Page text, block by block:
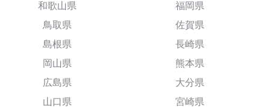
和歌山県
鳥取県
島根県
岡山県
広島県
山口県
福岡県
佐賀県
長崎県
熊本県
大分県
宮崎県